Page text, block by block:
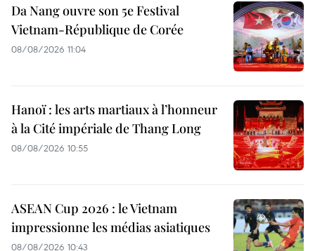
Da Nang ouvre son 5e Festival
Vietnam-République de Corée
08/08/2026 11:04
Hanoï : les arts martiaux à l’honneur
à la Cité impériale de Thang Long
08/08/2026 10:55
ASEAN Cup 2026 : le Vietnam
impressionne les médias asiatiques
08/08/2026 10:43